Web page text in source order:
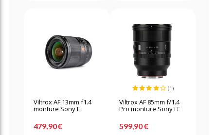
Viltrox AF 13mm f1.4
monture Sony E
479,90 €
(1)
Viltrox AF 85mm f/1.4
Pro monture Sony FE
599,90 €